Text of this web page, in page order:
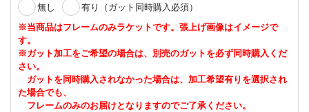
無し
有り（ガット同時購入必須）
※当商品はフレームのみラケットです。張上げ画像はイメージで
す。
※ガット加工をご希望の場合は、別売のガットを必ず同時購入くだ
さい。
ガットを同時購入されなかった場合は、加工希望有りを選択され
た場合でも、
フレームのみのお届けとなりますのでご了承ください。